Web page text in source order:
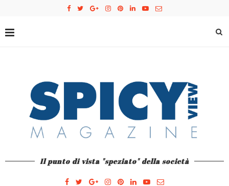
Il punto di vista "speziato" della società